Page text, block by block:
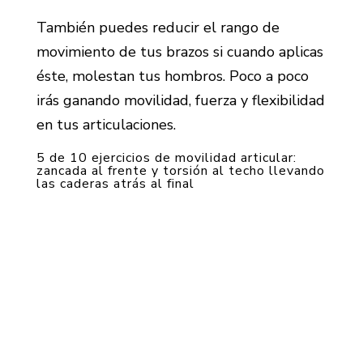
También puedes reducir el rango de
movimiento de tus brazos si cuando aplicas
éste, molestan tus hombros. Poco a poco
irás ganando movilidad, fuerza y flexibilidad
en tus articulaciones.
5 de 10 ejercicios de movilidad articular:
zancada al frente y torsión al techo llevando
las caderas atrás al final